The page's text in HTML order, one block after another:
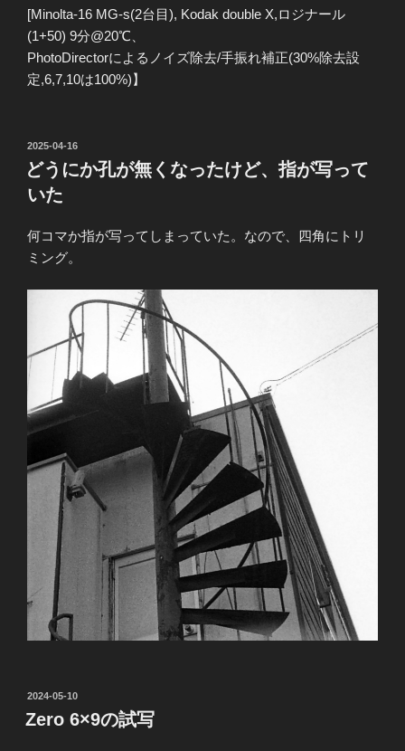
[Minolta-16 MG-s(2台目), Kodak double X,ロジナール
(1+50) 9分@20℃、
PhotoDirectorによるノイズ除去/手振れ補正(30%除去設
定,6,7,10は100%)】
投
稿
日:
2025-04-16
どうにか孔が無くなったけど、指が写って
いた
何コマか指が写ってしまっていた。なので、四角にトリ
ミング。
投
稿
日:
2024-05-10
Zero 6×9の試写